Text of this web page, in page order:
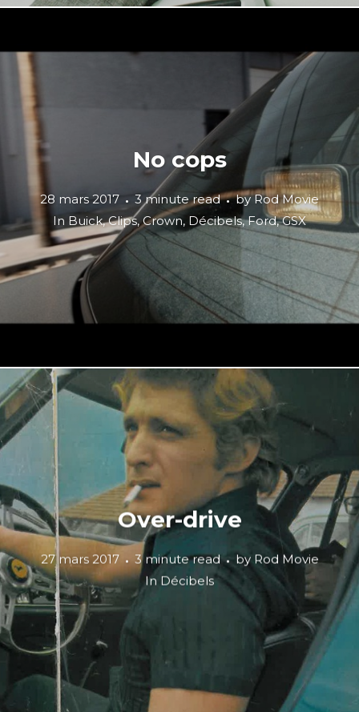
No cops
28 mars 2017 3 minute read byRod Movie
In Buick,Clips,Crown, Décibels,Ford,GSX
Over-drive
27 mars 2017 3 minute read by Rod Movie
In Décibels